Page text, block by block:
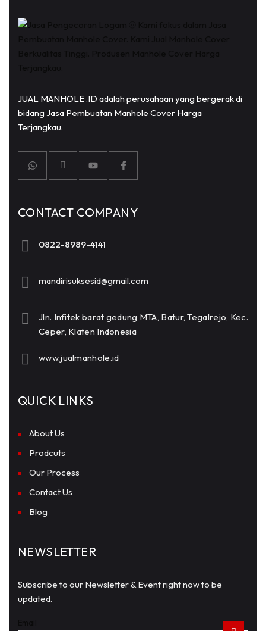
JUAL MANHOLE .ID adalah perusahaan yang bergerak di
bidang Jasa Pembuatan Manhole Cover Harga
Terjangkau.
CONTACT COMPANY
0822-8989-4141
mandirisuksesid@gmail.com
Jln. Infitek barat gedung MTA, Batur, Tegalrejo, Kec.
Ceper, Klaten Indonesia
www.jualmanhole.id
QUICK LINKS
About Us
Prodcuts
Our Process
Contact Us
Blog
NEWSLETTER
Subscribe to our Newsletter & Event right now to be
updated.